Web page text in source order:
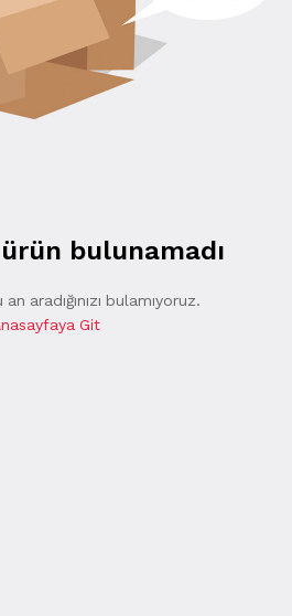
ürün bulunamadı
aradığınızı bulamıyoruz.
Git